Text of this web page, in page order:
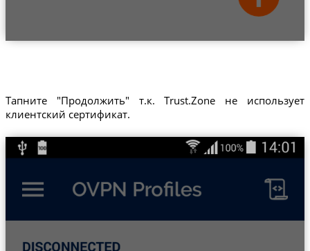
Тапните "Продолжить" т.к. Trust.Zone не использует
клиентский сертификат.